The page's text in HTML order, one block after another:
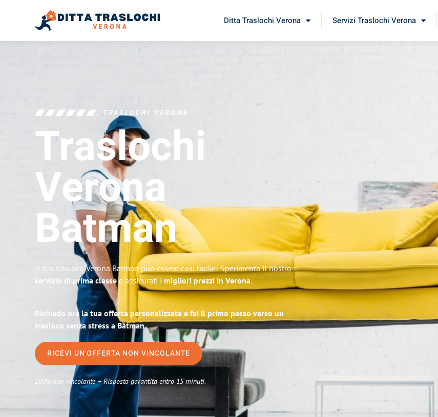
Ditta Traslochi Verona Servizi Traslochi Verona
TRASLOCHI VERONA
Traslochi
Verona
Batman
Il tuo trasloco Verona Batman può essere così facile! Sperimenta il nostro
servizio di prima classee assicurati i migliori prezzi in Verona.
Richiedo ora la tua offerta personalizzata e fai il primo passo verso un
trasloco senza stress a Batman
RICEVI UN'OFFERTA NON VINCOLANTE
100% non vincolante – Risposta garantita entro 15 minuti.